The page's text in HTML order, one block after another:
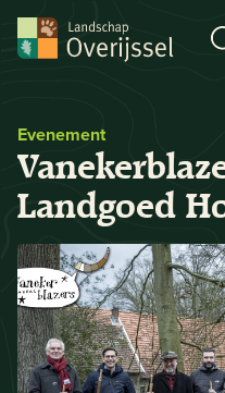
Evenement
Landgoed